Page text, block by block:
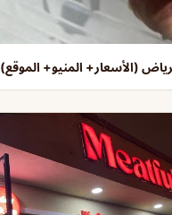
(الأسعار+ المنيو+ الموقع)